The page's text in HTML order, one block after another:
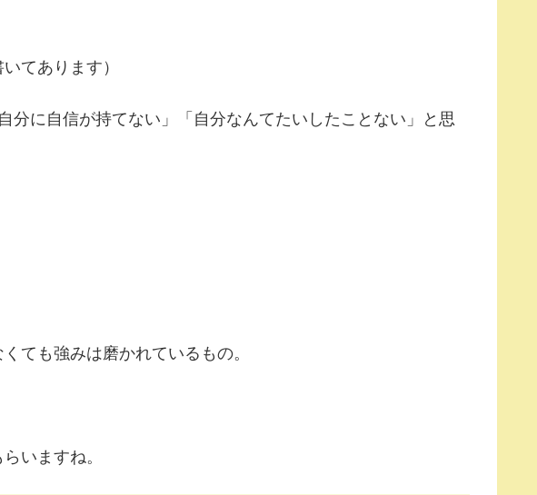
てあります）
に自信が持てない」「自分なんてたいしたことない」と思
ても強みは磨かれているもの。
いますね。